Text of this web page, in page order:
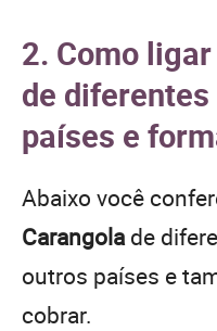
2. Como
de
países e
Abaixo você
Carangola de
outros países e
cobrar.